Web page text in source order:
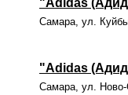
"Adidas
Самара, ул.
"Adidas
Самара, ул.